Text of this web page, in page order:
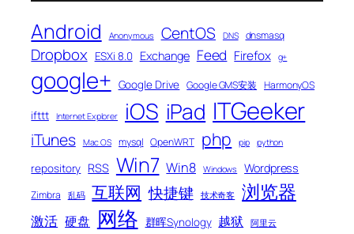
Android Anonymous CentOS DNS dnsmasq
Dropbox ESXi 8.0 Exchange Feed Firefox g+
google+ Google Drive Google GMS安装 HarmonyOS
ifttt Internet Explorer iOS iPad ITGeeker
iTunes Mac OS mysql OpenWRT php pip python
repository RSS Win7 Win8 Windows Wordpress
Zimbra 乱码 互联网 快捷键 技术奇客 浏览器
激活 硬盘 网络 群晖Synology 越狱 阿里云